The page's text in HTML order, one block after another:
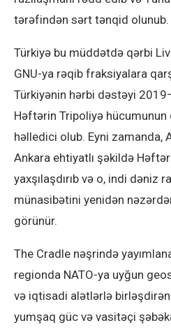
tərəfindən sərt tənqid olunub.
Türkiyə bu müddətdə qərbi
GNU-ya rəqib fraksiyalara
Türkiyənin hərbi dəstəyi
Həftərin Tripoliyə hücumunun
həlledici olub. Eyni zamanda,
Ankara ehtiyatlı şəkildə
yaxşılaşdırıb və o, indi dəniz
münasibətini yenidən
görünür.
The Cradle nəşrində
regionda NATO-ya uyğun
və iqtisadi alətlərlə
yumşaq güc və vasitəçi